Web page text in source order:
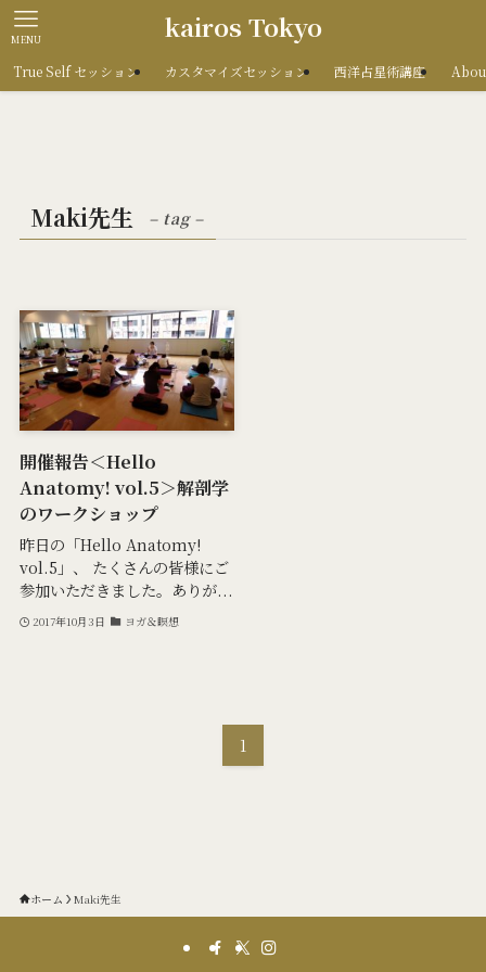
kairos Tokyo
MENU
True Self セッション カスタマイズセッション 西洋占星術講座
Maki先生 – tag –
開催報告＜Hello
Anatomy! vol.5＞解剖学
のワークショップ
昨日の「Hello Anatomy!
vol.5」、 たくさんの皆様にご
参加いただきました。ありが...
2017年10月3日 ヨガ＆瞑想
1
ホーム Maki先生